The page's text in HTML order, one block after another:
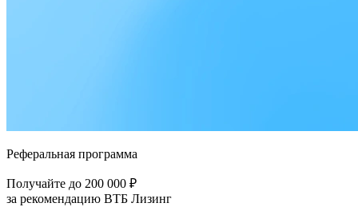
Реферальная программа
Получайте до 200 000 ₽
за рекомендацию ВТБ Лизинг